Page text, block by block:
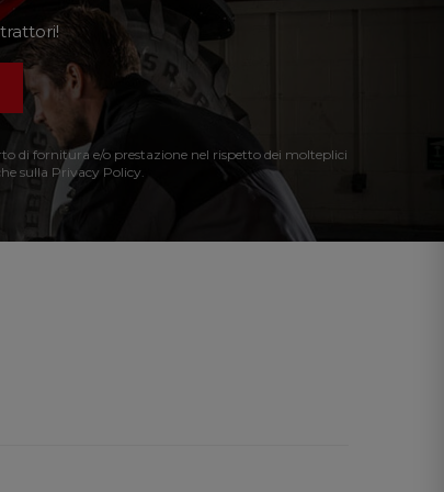
di fornitura e/o prestazione nel rispetto dei molteplici
sulla Privacy Policy.